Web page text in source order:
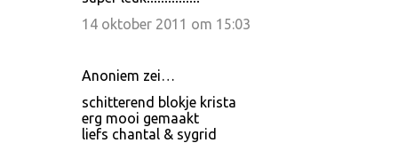
14 oktober 2011 om 15:03
Anoniem zei…
schitterend blokje krista
erg mooi gemaakt
liefs chantal & sygrid